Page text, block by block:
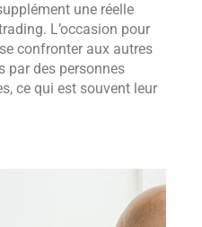
une réelle
L’occasion pour
confronter aux autres
par des personnes
ce qui est souvent leur